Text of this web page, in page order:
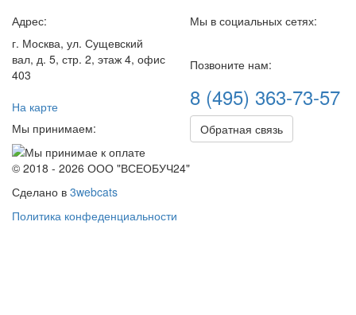
Адрес:
г. Москва, ул. Сущевский
вал, д. 5, стр. 2, этаж 4, офис
403
На карте
Мы принимаем:
Мы в социальных сетях:
Позвоните нам:
8 (495) 363-73-57
Обратная связь
© 2018 - 2026 ООО "ВСЕОБУЧ24"
Сделано в 3webcats
Политика конфеденциальности